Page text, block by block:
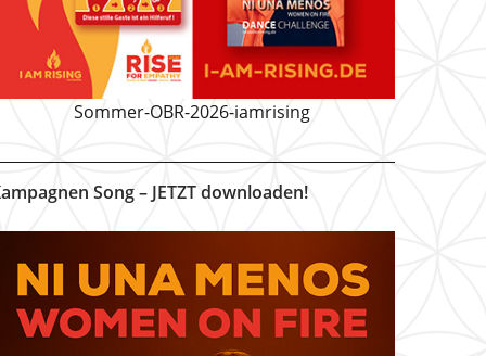
Sommer-OBR-2026-iamrising
Song – JETZT downloaden!